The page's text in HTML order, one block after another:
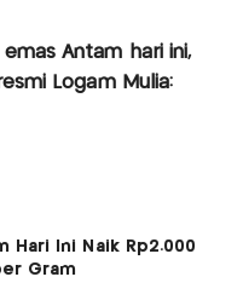
Antam hari ini,
Logam Mulia:
Hari Ini Naik Rp2.000
Gram